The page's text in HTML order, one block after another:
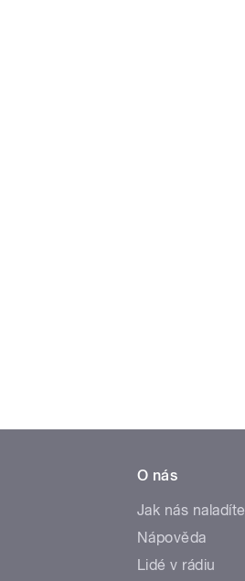
O nás
Jak nás naladíte
Nápověda
Lidé v rádiu